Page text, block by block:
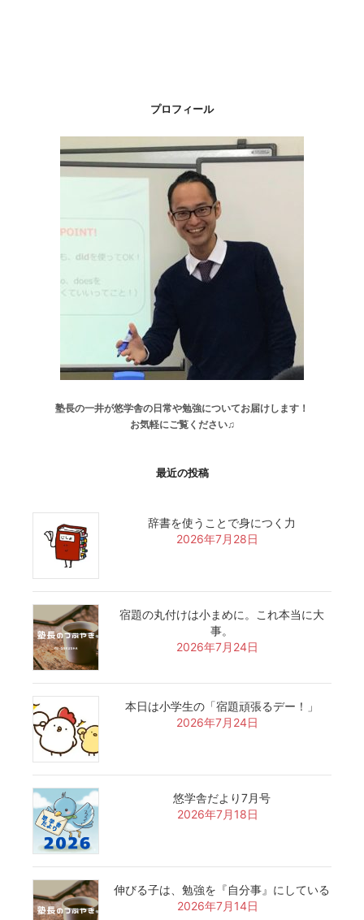
プロフィール
塾長の一井が悠学舎の日常や勉強についてお届けします！
お気軽にご覧ください♫
最近の投稿
辞書を使うことで身につく力
2026年7月28日
宿題の丸付けは小まめに。これ本当に大
事。
2026年7月24日
本日は小学生の「宿題頑張るデー！」
2026年7月24日
悠学舎だより7月号
2026年7月18日
伸びる子は、勉強を『自分事』にしている
2026年7月14日